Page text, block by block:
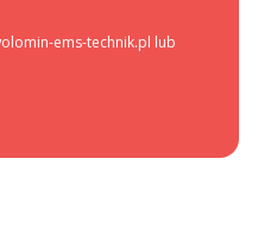
ems-technik.pl lub